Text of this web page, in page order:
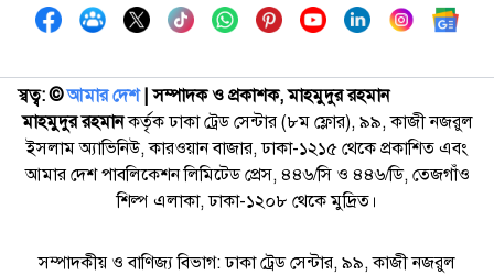
স্বত্ব: ©️আমার দেশ| সম্পাদক ও প্রকাশক, মাহমুদুর রহমান
মাহমুদুর রহমানকর্তৃক ঢাকা ট্রেড সেন্টার (৮ম ফ্লোর), ৯৯, কাজী নজরুল
ইসলাম অ্যাভিনিউ, কারওয়ান বাজার, ঢাকা-১২১৫ থেকে প্রকাশিত এবং
আমার দেশ পাবলিকেশন লিমিটেড প্রেস, ৪৪৬/সি ও ৪৪৬/ডি, তেজগাঁও
শিল্প এলাকা, ঢাকা-১২০৮ থেকে মুদ্রিত।
সম্পাদকীয় ও বাণিজ্য বিভাগ: ঢাকা ট্রেড সেন্টার, ৯৯, কাজী নজরুল